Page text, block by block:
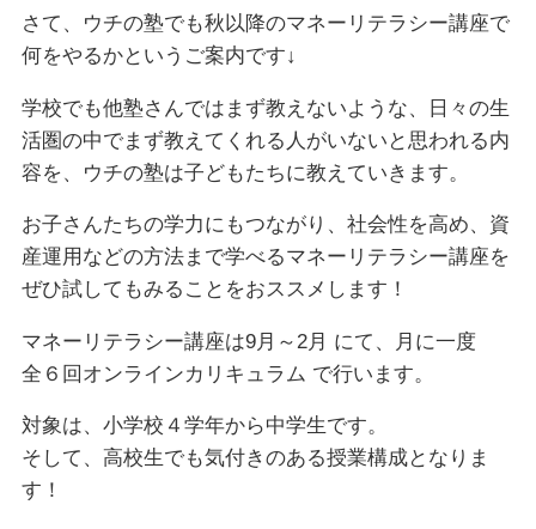
さて、ウチの塾でも秋以降のマネーリテラシー講座で
何をやるかというご案内です↓
学校でも他塾さんではまず教えないような、日々の生
活圏の中でまず教えてくれる人がいないと思われる内
容を、ウチの塾は子どもたちに教えていきます。
お子さんたちの学力にもつながり、社会性を高め、資
産運用などの方法まで学べるマネーリテラシー講座を
ぜひ試してもみることをおススメします！
マネーリテラシー講座は9月～2月 にて、月に一度
全６回オンラインカリキュラム で行います。
対象は、小学校４学年から中学生です。
そして、高校生でも気付きのある授業構成となりま
す！